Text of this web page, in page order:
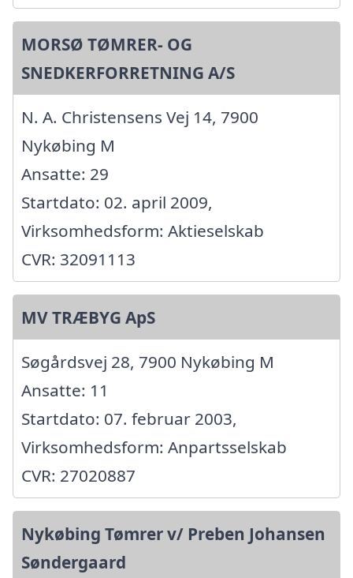
MORSØ TØMRER- OG
SNEDKERFORRETNING A/S
N. A. Christensens Vej 14, 7900
Nykøbing M
Ansatte: 29
Startdato: 02. april 2009,
Virksomhedsform: Aktieselskab
CVR: 32091113
MV TRÆBYG ApS
Søgårdsvej 28, 7900 Nykøbing M
Ansatte: 11
Startdato: 07. februar 2003,
Virksomhedsform: Anpartsselskab
CVR: 27020887
Nykøbing Tømrer v/ Preben Johansen
Søndergaard